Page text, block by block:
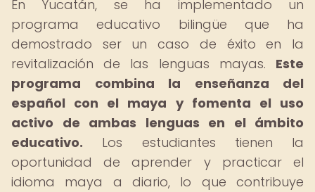
En Yucatán, se ha implementado un
programa educativo bilingüe que ha
demostrado ser un caso de éxito en la
revitalización de las lenguas mayas. Este
programa combina la enseñanza del
español con el maya y fomenta el uso
activo de ambas lenguas en el ámbito
educativo. Los estudiantes tienen la
oportunidad de aprender y practicar el
idioma maya a diario, lo que contribuye